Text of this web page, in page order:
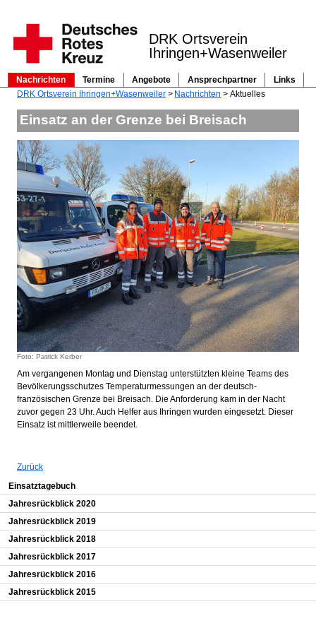
DRK Ortsverein
Ihringen+Wasenweiler
Navigation
überspringen
Nachrichten Termine Angebote Ansprechpartner
Links
DRK Ortsverein Ihringen+Wasenweiler
Nachrichten Aktuelles
Einsatz an der Grenze bei Breisach
Foto: Patrick Kerber
Am vergangenen Montag und Dienstag unterstützten kleine Teams des
Bevölkerungsschutzes Temperaturmessungen an der deutsch-
französischen Grenze bei Breisach. Die Anforderung kam in der Nacht
zuvor gegen 23 Uhr. Auch Helfer aus Ihringen wurden eingesetzt. Dieser
Einsatz ist mittlerweile beendet.
Zurück
Navigation überspringen
Einsatztagebuch
Jahresrückblick 2020
Jahresrückblick 2019
Jahresrückblick 2018
Jahresrückblick 2017
Jahresrückblick 2016
Jahresrückblick 2015